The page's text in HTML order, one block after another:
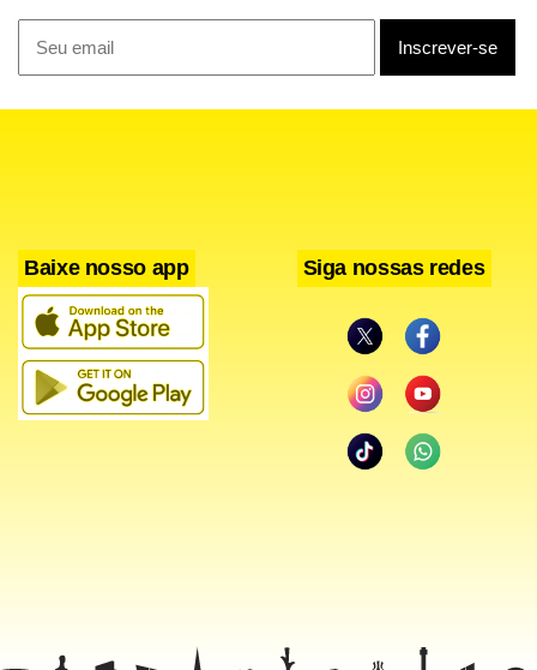
Baixe nosso app Siga nossas redes